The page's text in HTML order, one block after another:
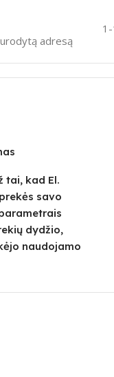
adresą
tai, kad El.
savo
dydžio,
naudojamo